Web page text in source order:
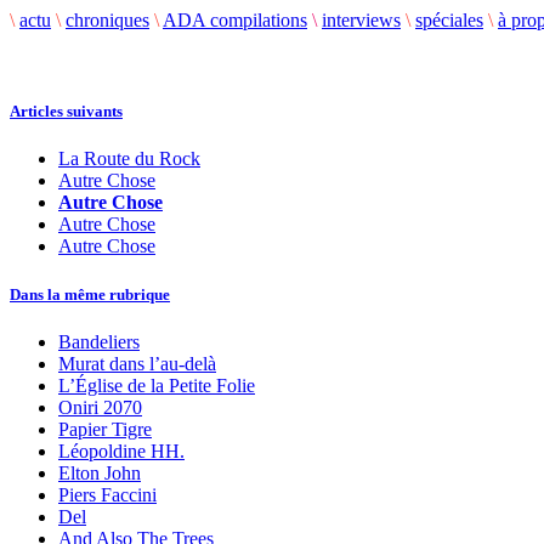
\ actu \ chroniques \ ADA compilations \ interviews \ spéciales \ à
Articles suivants
La Route du Rock
Autre Chose
Autre Chose
Autre Chose
Autre Chose
Dans la même rubrique
Bandeliers
Murat dans l’au-delà
L’Église de la Petite Folie
Oniri 2070
Papier Tigre
Léopoldine HH.
Elton John
Piers Faccini
Del
And Also The Trees